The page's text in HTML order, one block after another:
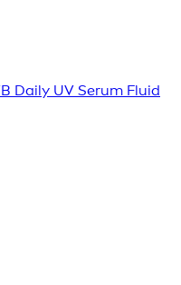
Daily UV Serum Fluid